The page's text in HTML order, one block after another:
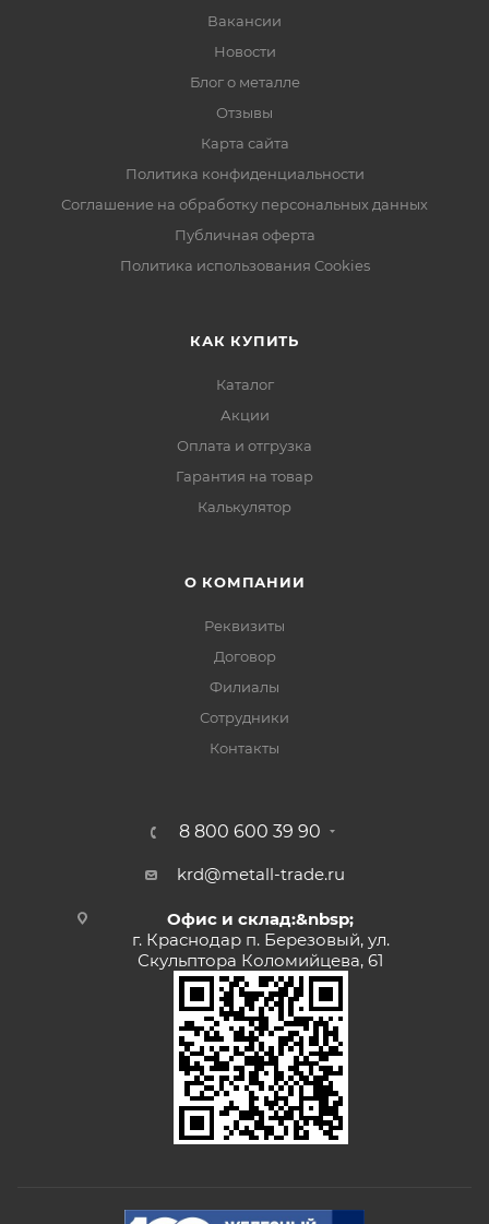
Вакансии
Новости
Блог о металле
Отзывы
Карта сайта
Политика конфиденциальности
Соглашение на обработку персональных данных
Публичная оферта
Политика использования Cookies
КАК КУПИТЬ
Каталог
Акции
Оплата и отгрузка
Гарантия на товар
Калькулятор
О КОМПАНИИ
Реквизиты
Договор
Филиалы
Сотрудники
Контакты
8 800 600 39 90
krd@metall-trade.ru
Офис и склад:&nbsp;
г. Краснодар п. Березовый, ул.
Скульптора Коломийцева, 61